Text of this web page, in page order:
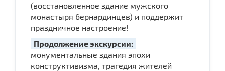
(восстановленное здание мужского
монастыря бернардинцев) и поддержит
праздничное настроение!
Продолжение экскурсии:
монументальные здания эпохи
конструктивизма, трагедия жителей